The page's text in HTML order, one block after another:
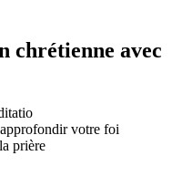
chrétienne avec
votre foi
prière